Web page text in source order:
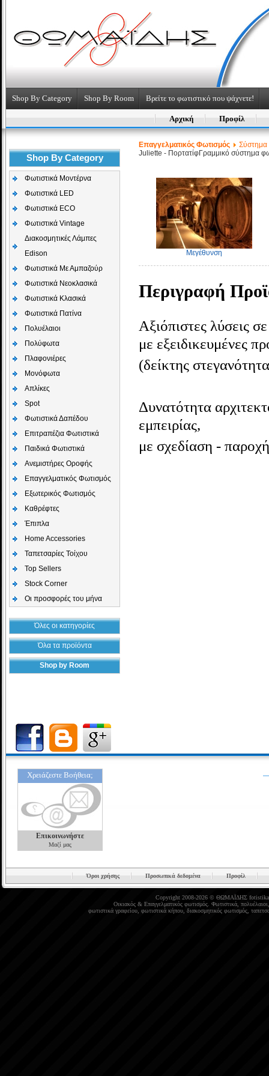
Shop By Category Shop By Room Βρείτε το φωτιστικό που ψάχνετε!
Αρχική Προφίλ
Shop By Category
Φωτιστικά Μοντέρνα
Φωτιστικά LED
Φωτιστικά ECO
Φωτιστικά Vintage
Διακοσμητικές Λάμπες
Edison
Φωτιστικά Με Αμπαζούρ
Φωτιστικά Νεοκλασικά
Φωτιστικά Κλασικά
Φωτιστικά Πατίνα
Πολυέλαιοι
Πολύφωτα
Πλαφονιέρες
Μονόφωτα
Απλίκες
Spot
Φωτιστικά Δαπέδου
Επιτραπέζια Φωτιστικά
Παιδικά Φωτιστικά
Aνεμιστήρες Οροφής
Επαγγελματικός Φωτισμός
Εξωτερικός Φωτισμός
Καθρέφτες
Έπιπλα
Home Accessories
Ταπετσαρίες Τοίχου
Top Sellers
Stock Corner
Οι προσφορές του μήνα
Όλες οι κατηγορίες
Όλα τα προϊόντα
Shop by Room
Επαγγελματικός Φωτισμός
Σύστημα
Juliette - ΠορτατίφΓραμμικό σύστημα
Μεγέθυνση
Περιγραφή
Αξιόπιστες λύσεις
με εξειδικευμένες
(δείκτης
Δυνατότητα
εμπειρίας,
με σχεδίαση -
Χρειάζεστε Βοήθεια;
Επικοινωνήστε
Μαζί μας
Όροι χρήσης Προσωπικά δεδομένα Προφίλ
Copyright 2008-2026 © ΘΩΜΑΪΔΗΣ
Οικιακός& Επαγγελματικός φωτισμός. Φωτιστικά, πολυέλαιοι
φωτιστικά γραφείου, φωτιστικά κήπου, διακοσμητικός φωτισμός,